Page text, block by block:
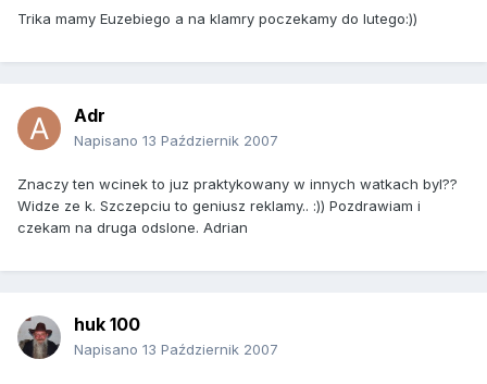
Trika mamy Euzebiego a na klamry poczekamy do lutego:))
Adr
Napisano 13 Październik 2007
Znaczy ten wcinek to juz praktykowany w innych watkach byl??
Widze ze k. Szczepciu to geniusz reklamy.. :)) Pozdrawiam i
czekam na druga odslone. Adrian
huk 100
Napisano 13 Październik 2007